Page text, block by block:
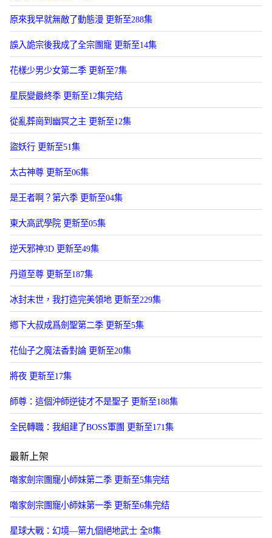
原來我早就無敵了動態漫 更新至288集
誤入詭宗後我成了全宗團寵 更新至14集
花樣少男少女第二季 更新至7集
星辰變最終季 更新至12集完结
從亂葬崗到幽冥之主 更新至12集
盜妖行 更新至51集
太古神尊 更新至06集
是王者啊？第六季 更新至04集
東大高武學院 更新至05集
逆天邪神3D 更新至49集
丹道至尊 更新至187集
冰封末世，我打造完美領地 更新至229集
鄕下大叔成爲劍聖第二季 更新至5集
花仙子之魔法香對論 更新至20集
將夜 更新至17集
師尊：這個沖師逆徒才不是聖子 更新至188集
全民轉職：我組建了BOSS軍團 更新至171集
最新上架
喒家劍宗團寵小師妹第二季 更新至5集完结
喒家劍宗團寵小師妹第一季 更新至6集完结
星球大戰：幻境—第九個絕地武士 全8集